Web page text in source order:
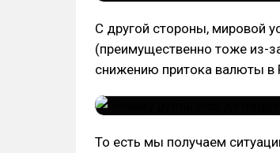
С другой стороны, мировой
(преимущественно тоже из-
снижению притока валюты в
То есть мы получаем